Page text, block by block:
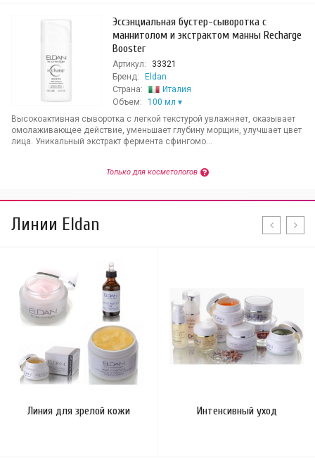
Эссэнциальная бустер-сыворотка с
маннитолом и экстрактом манны Recharge
Booster
Артикул:
33321
Бренд:
Eldan
Страна:
Италия
Объем:
100 мл
Высокоактивная сыворотка с легкой текстурой увлажняет, оказывает
омолаживающее действие, уменьшает глубину морщин, улучшает цвет
лица. Уникальный экстракт фермента сфингомо...
Только для косметологов
Линии Eldan
Линия для зрелой кожи Интенсивный уход